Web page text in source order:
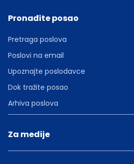
Pronađite posao
Pretraga poslova
Poslovi na email
Upoznajte poslodavce
Dok tražite posao
Arhiva poslova
Za medije